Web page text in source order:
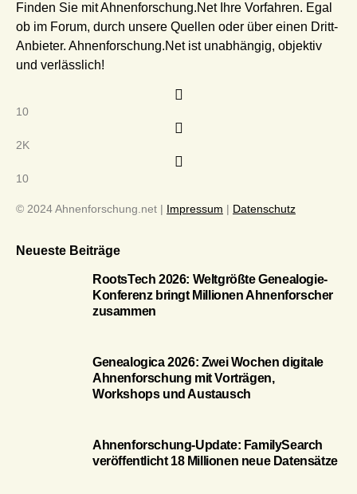
Finden Sie mit Ahnenforschung.Net Ihre Vorfahren. Egal
ob im Forum, durch unsere Quellen oder über einen Dritt-
Anbieter. Ahnenforschung.Net ist unabhängig, objektiv
und verlässlich!
10
2K
10
© 2024 Ahnenforschung.net | Impressum | Datenschutz
Neueste Beiträge
RootsTech 2026: Weltgrößte Genealogie-
Konferenz bringt Millionen Ahnenforscher
zusammen
Genealogica 2026: Zwei Wochen digitale
Ahnenforschung mit Vorträgen,
Workshops und Austausch
Ahnenforschung-Update: FamilySearch
veröffentlicht 18 Millionen neue Datensätze